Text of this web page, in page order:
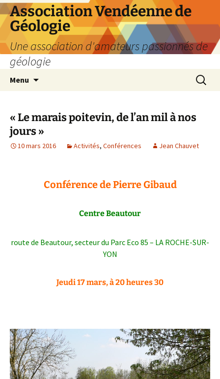
Aller
au
contenu
Association Vendéenne de
Géologie
Une association d'amateurs passionnés de
géologie
Menu
« Le marais poitevin, de l’an mil à nos
jours »
10 mars 2016 Activités, Conférences Jean Chauvet
Conférence de Pierre Gibaud
Centre Beautour
route de Beautour, secteur du Parc Eco 85 – LA ROCHE-SUR-
YON
Jeudi 17 mars, à 20 heures 30